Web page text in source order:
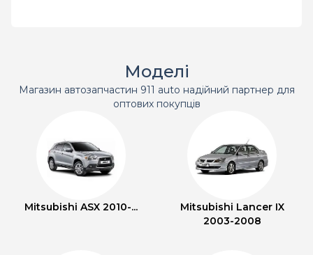
Моделі
Магазин автозапчастин 911 auto надійний партнер для
оптових покупців
Mitsubishi ASX 2010-...
Mitsubishi Lancer IX
2003-2008